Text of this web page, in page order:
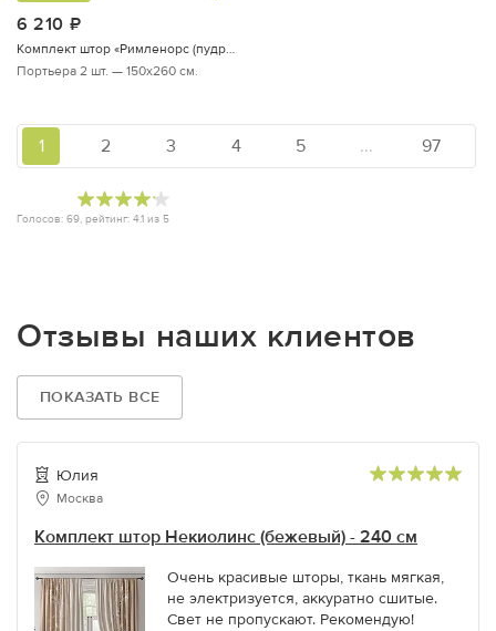
6 210
Комплект штор «Римленорс (пудра)»
Портьера 2 шт. — 150х260 см.
Голосов: 69, рейтинг: 4.1 из 5
1 2 3 4 5 ... 97
Отзывы наших клиентов
ПОКАЗАТЬ ВСЕ
Юлия
Москва
Комплект штор Некиолинс (бежевый) - 240 см
Очень красивые шторы, ткань мягкая,
не электризуется, аккуратно сшитые.
Свет не пропускают. Рекомендую!